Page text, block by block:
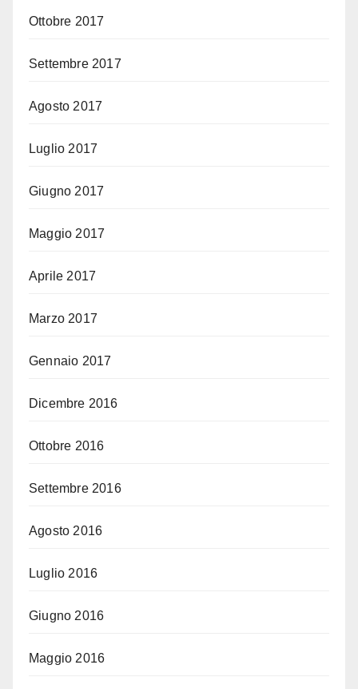
Ottobre 2017
Settembre 2017
Agosto 2017
Luglio 2017
Giugno 2017
Maggio 2017
Aprile 2017
Marzo 2017
Gennaio 2017
Dicembre 2016
Ottobre 2016
Settembre 2016
Agosto 2016
Luglio 2016
Giugno 2016
Maggio 2016